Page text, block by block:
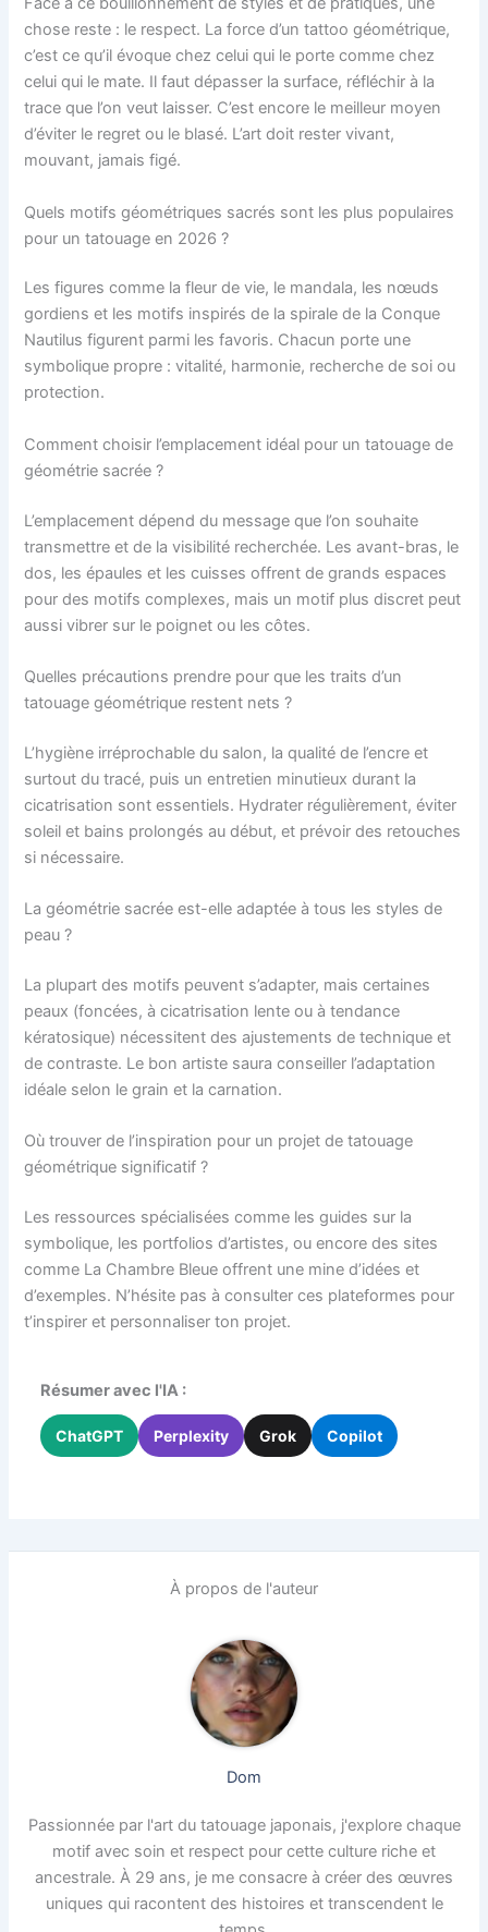
chose reste : le respect. La force d’un tattoo géométrique,
c’est ce qu’il évoque chez celui qui le porte comme chez
celui qui le mate. Il faut dépasser la surface, réfléchir à la
trace que l’on veut laisser. C’est encore le meilleur moyen
d’éviter le regret ou le blasé. L’art doit rester vivant,
mouvant, jamais figé.
Quels motifs géométriques sacrés sont les plus populaires
pour un tatouage en 2026 ?
Les figures comme la fleur de vie, le mandala, les nœuds
gordiens et les motifs inspirés de la spirale de la Conque
Nautilus figurent parmi les favoris. Chacun porte une
symbolique propre : vitalité, harmonie, recherche de soi ou
protection.
Comment choisir l’emplacement idéal pour un tatouage de
géométrie sacrée ?
L’emplacement dépend du message que l’on souhaite
transmettre et de la visibilité recherchée. Les avant-bras, le
dos, les épaules et les cuisses offrent de grands espaces
pour des motifs complexes, mais un motif plus discret peut
aussi vibrer sur le poignet ou les côtes.
Quelles précautions prendre pour que les traits d’un
tatouage géométrique restent nets ?
L’hygiène irréprochable du salon, la qualité de l’encre et
surtout du tracé, puis un entretien minutieux durant la
cicatrisation sont essentiels. Hydrater régulièrement, éviter
soleil et bains prolongés au début, et prévoir des retouches
si nécessaire.
La géométrie sacrée est-elle adaptée à tous les styles de
peau ?
La plupart des motifs peuvent s’adapter, mais certaines
peaux (foncées, à cicatrisation lente ou à tendance
kératosique) nécessitent des ajustements de technique et
de contraste. Le bon artiste saura conseiller l’adaptation
idéale selon le grain et la carnation.
Où trouver de l’inspiration pour un projet de tatouage
géométrique significatif ?
Les ressources spécialisées comme les guides sur la
symbolique, les portfolios d’artistes, ou encore des sites
comme La Chambre Bleue offrent une mine d’idées et
d’exemples. N’hésite pas à consulter ces plateformes pour
t’inspirer et personnaliser ton projet.
Résumer avec l'IA :
ChatGPT Perplexity Grok Copilot
À propos de l'auteur
Dom
Passionnée par l'art du tatouage japonais, j'explore chaque
motif avec soin et respect pour cette culture riche et
ancestrale. À 29 ans, je me consacre à créer des œuvres
uniques qui racontent des histoires et transcendent le